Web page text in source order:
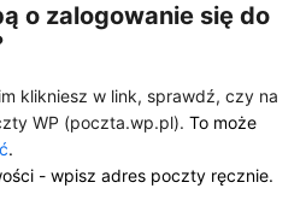
o zalogowanie się do
klikniesz w link, sprawdź, czy na
WP (poczta.wp.pl). To może
.
- wpisz adres poczty ręcznie.